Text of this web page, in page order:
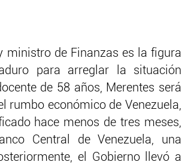
ministro de Finanzas es la figura
para arreglar la situación
de 58 años, Merentes será
rumbo económico de Venezuela,
hace menos de tres meses,
Central de Venezuela, una
el Gobierno llevó a